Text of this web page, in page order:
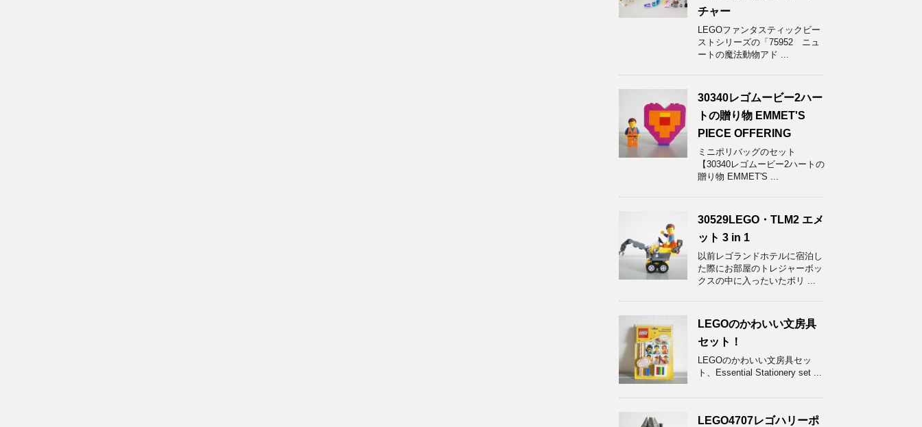
チャー
LEGOファンタスティックビー
ストシリーズの「75952 ニュ
ートの魔法動物アド ...
30340レゴムービー2ハー
トの贈り物 EMMET'S
PIECE OFFERING
ミニポリバッグのセット
【30340レゴムービー2ハートの
贈り物 EMMET'S ...
30529LEGO・TLM2 エメ
ット 3 in 1
以前レゴランドホテルに宿泊し
た際にお部屋のトレジャーボッ
クスの中に入ったいたポリ ...
LEGOのかわいい文房具
セット！
LEGOのかわいい文房具セッ
ト、Essential Stationery set ...
LEGO4707レゴハリーポ